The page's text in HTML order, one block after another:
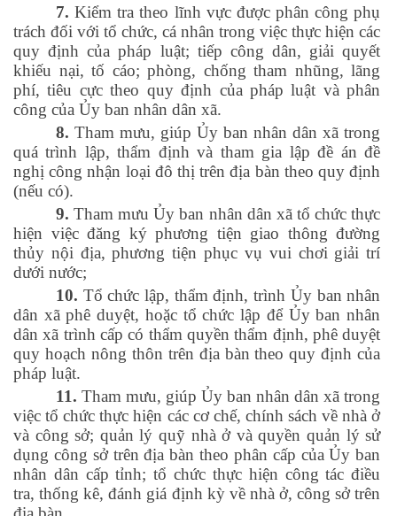
7. Kiểm tra theo lĩnh vực được phân công phụ
trách đối với tổ chức, cá nhân trong việc thực hiện các
quy định của pháp luật; tiếp công dân, giải quyết
khiếu nại, tố cáo; phòng, chống tham nhũng, lãng
phí, tiêu cực theo quy định của pháp luật và phân
công của Ủy ban nhân dân xã.
8. Tham mưu, giúp Ủy ban nhân dân xã trong
quá trình lập, thẩm định và tham gia lập đề án đề
nghị công nhận loại đô thị trên địa bàn theo quy định
(nếu có).
9. Tham mưu Ủy ban nhân dân xã tổ chức thực
hiện việc đăng ký phương tiện giao thông đường
thủy nội địa, phương tiện phục vụ vui chơi giải trí
dưới nước;
10. Tổ chức lập, thẩm định, trình Ủy ban nhân
dân xã phê duyệt, hoặc tổ chức lập để Ủy ban nhân
dân xã trình cấp có thẩm quyền thẩm định, phê duyệt
quy hoạch nông thôn trên địa bàn theo quy định của
pháp luật.
11. Tham mưu, giúp Ủy ban nhân dân xã trong
việc tổ chức thực hiện các cơ chế, chính sách về nhà ở
và công sở; quản lý quỹ nhà ở và quyền quản lý sử
dụng công sở trên địa bàn theo phân cấp của Ủy ban
nhân dân cấp tỉnh; tổ chức thực hiện công tác điều
tra, thống kê, đánh giá định kỳ về nhà ở, công sở trên